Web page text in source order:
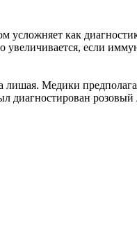
как
если
Медики
диагностирован